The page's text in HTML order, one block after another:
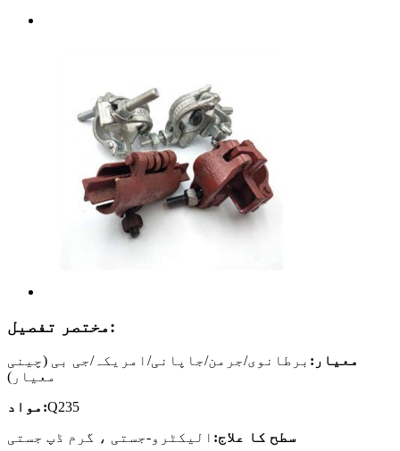
مختصر تفصیل:
معیار: برطانوی/جرمن/جاپانی/امریکہ/جی بی (چینی
معیار)
مواد:Q235
سطح کا علاج: الیکٹرو-جستی ، گرم ڈپ جستی